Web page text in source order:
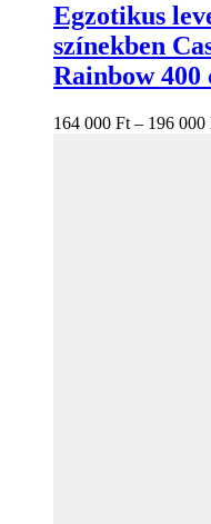
Egzotikus
színekben
Rainbow 400
164 000 Ft – 196 000